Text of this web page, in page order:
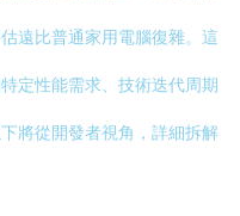
遠比普通家用電腦復雜。這
定性能需求、技術迭代周期
將從開發者視角，詳細拆解